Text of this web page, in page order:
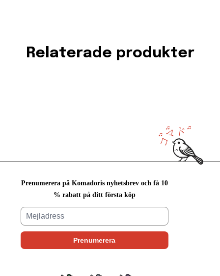
Relaterade produkter
Prenumerera på Komadoris nyhetsbrev och få 10
% rabatt på ditt första köp